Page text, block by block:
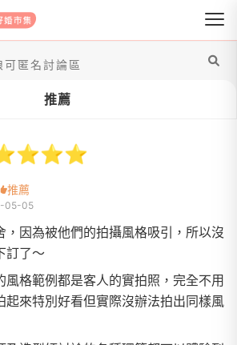
好婚市集
可匿名討論區
推薦
推薦
05-05
，因為被他們的拍攝風格吸引，所以沒
訂了～
風格範例都是客人的實拍照，完全不用
起來特別好看但實際沒辦法拍出同樣風